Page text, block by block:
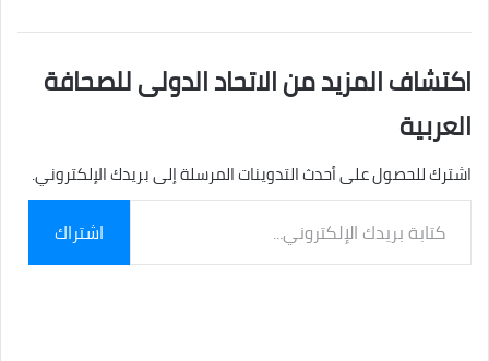
اكتشاف المزيد من الاتحاد الدولى للصحافة
العربية
اشترك للحصول على أحدث التدوينات المرسلة إلى بريدك الإلكتروني.
بريدك
الإلكتروني...
اشتراك